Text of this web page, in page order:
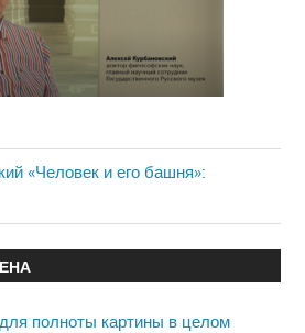
«Человек и его башня»:
полноты картины в целом